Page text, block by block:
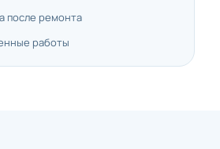
после ремонта
работы